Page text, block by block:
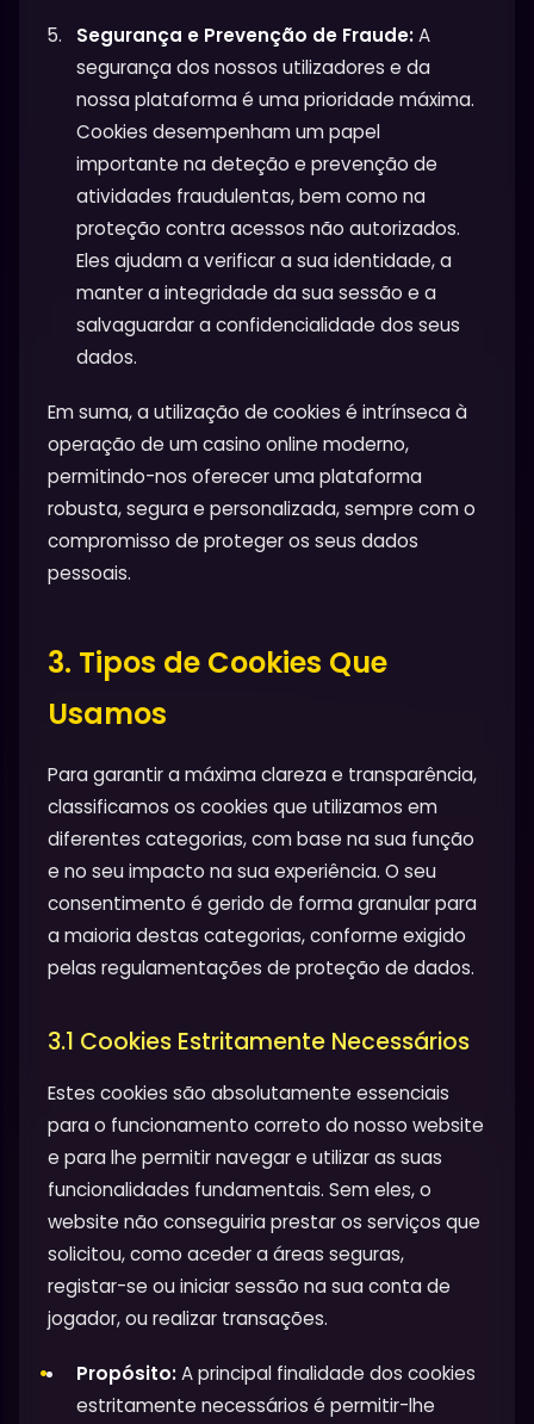
Segurança e Prevenção de Fraude:A
segurança dos nossos utilizadores e da
nossa plataforma é uma prioridade máxima.
Cookies desempenham um papel
importante na deteção e prevenção de
atividades fraudulentas, bem como na
proteção contra acessos não autorizados.
Eles ajudam a verificar a sua identidade, a
manter a integridade da sua sessão e a
salvaguardar a confidencialidade dos seus
dados.
Em suma, a utilização de cookies é intrínseca à
operação de um casino online moderno,
permitindo-nos oferecer uma plataforma
robusta, segura e personalizada, sempre com o
compromisso de proteger os seus dados
pessoais.
3. Tipos de Cookies Que
Usamos
Para garantir a máxima clareza e transparência,
classificamos os cookies que utilizamos em
diferentes categorias, com base na sua função
e no seu impacto na sua experiência. O seu
consentimento é gerido de forma granular para
a maioria destas categorias, conforme exigido
pelas regulamentações de proteção de dados.
3.1 Cookies Estritamente Necessários
Estes cookies são absolutamente essenciais
para o funcionamento correto do nosso website
e para lhe permitir navegar e utilizar as suas
funcionalidades fundamentais. Sem eles, o
website não conseguiria prestar os serviços que
solicitou, como aceder a áreas seguras,
registar-se ou iniciar sessão na sua conta de
jogador, ou realizar transações.
Propósito:A principal finalidade dos cookies
estritamente necessários é permitir-lhe